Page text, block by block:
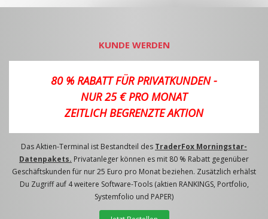
KUNDE WERDEN
80 % RABATT FÜR PRIVATKUNDEN -
NUR 25 € PRO MONAT
ZEITLICH BEGRENZTE AKTION
Das Aktien-Terminal ist Bestandteil des TraderFox Morningstar-
Datenpakets. Privatanleger können es mit 80 % Rabatt gegenüber
Geschäftskunden für nur 25 Euro pro Monat beziehen. Zusätzlich erhälst
Du Zugriff auf 4 weitere Software-Tools (aktien RANKINGS, Portfolio,
Systemfolio und PAPER)